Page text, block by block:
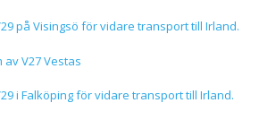
på Visingsö för vidare transport till Irland.
V27 Vestas
i Falköping för vidare transport till Irland.